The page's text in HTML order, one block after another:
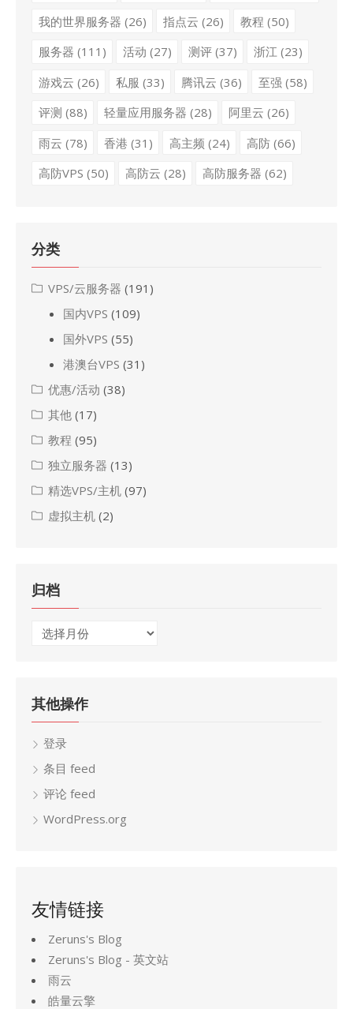
我的世界服务器 (26) 指点云 (26) 教程 (50)
服务器 (111) 活动 (27) 测评(37) 浙江 (23)
游戏云 (26) 私服 (33) 腾讯云 (36) 至强 (58)
评测 (88) 轻量应用服务器 (28) 阿里云 (26)
雨云 (78) 香港 (31) 高主频 (24) 高防(66)
高防VPS (50) 高防云 (28) 高防服务器 (62)
分类
VPS/云服务器 (191)
国内VPS (109)
国外VPS (55)
港澳台VPS (31)
优惠/活动 (38)
其他 (17)
教程 (95)
独立服务器 (13)
精选VPS/主机 (97)
虚拟主机 (2)
归档
归
其他操作
登录
条目 feed
评论 feed
WordPress.org
友情链接
Zeruns's Blog
Zeruns's Blog - 英文站
雨云
皓量云擎